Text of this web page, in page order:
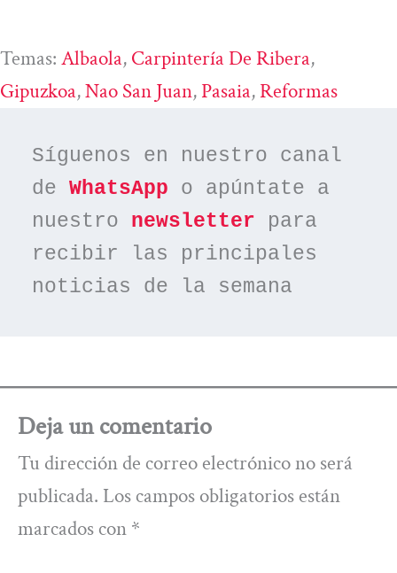
Temas: Albaola, Carpintería De Ribera
Gipuzkoa, Nao San Juan, Pasaia, Reformas
Síguenos en nuestro canal
de WhatsApp o apúntate a
nuestro newsletter para
recibir las principales
noticias de la semana
Deja un comentario
Tu dirección de correo electrónico no será
publicada. Los campos obligatorios están
marcados con *